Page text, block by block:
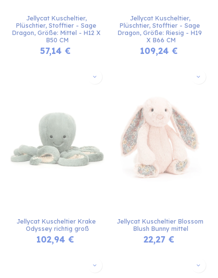
Jellycat Kuscheltier,
Plüschtier, Stofftier - Sage
Dragon, Größe: Mittel - H12 X
B50 CM
57,14 €
Jellycat Kuscheltier,
Plüschtier, Stofftier - Sage
Dragon, Größe: Riesig - H19
X B66 CM
109,24 €
Jellycat Kuscheltier Krake
Odyssey richtig groß
102,94 €
Jellycat Kuscheltier Blossom
Blush Bunny mittel
22,27 €